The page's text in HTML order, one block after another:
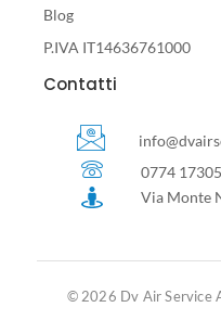
Blog
P.IVA IT14636761000
Contatti
0774
Via Monte
© 2026 Dv Air Service